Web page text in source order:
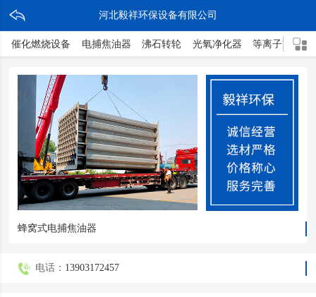
河北毅祥环保设备有限公司
催化燃烧设备 电捕焦油器 沸石转轮 光氧净化器 等离子净化器
蜂窝式电捕焦油器
电话： 13903172457